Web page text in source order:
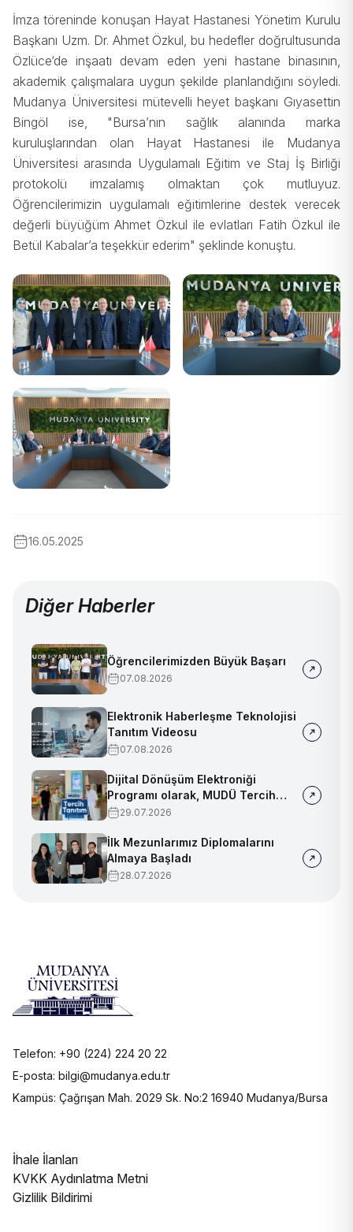
İmza töreninde konuşan Hayat Hastanesi Yönetim Kurulu
Başkanı Uzm. Dr. Ahmet Özkul, bu hedefler doğrultusunda
Özlüce‘de inşaatı devam eden yeni hastane binasının,
akademik çalışmalara uygun şekilde planlandığını söyledi.
Mudanya Üniversitesi mütevelli heyet başkanı Gıyasettin
Bingöl ise, "Bursa’nın sağlık alanında marka
kuruluşlarından olan Hayat Hastanesi ile Mudanya
Üniversitesi arasında Uygulamalı Eğitim ve Staj İş Birliği
protokolü imzalamış olmaktan çok mutluyuz.
Öğrencilerimizin uygulamalı eğitimlerine destek verecek
değerli büyüğüm Ahmet Özkul ile evlatları Fatih Özkul ile
Betül Kabalar’a teşekkür ederim" şeklinde konuştu.
16.05.2025
Diğer Haberler
Öğrencilerimizden Büyük Başarı
07.08.2026
Elektronik Haberleşme Teknolojisi
Tanıtım Videosu
07.08.2026
Dijital Dönüşüm Elektroniği
Programı olarak, MUDÜ Tercih
Tanıtım Günleri'nde biz de
29.07.2026
İlk Mezunlarımız Diplomalarını
Almaya Başladı
28.07.2026
Telefon: +90 (224) 224 20 22
E-posta: bilgi@mudanya.edu.tr
Kampüs: Çağrışan Mah. 2029 Sk. No:2 16940 Mudanya/Bursa
İhale İlanları
KVKK Aydınlatma Metni
Gizlilik Bildirimi